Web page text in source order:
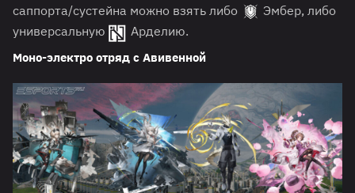
саппорта/сустейна можно взять либо
Эмбер, либо
универсальную
Арделию.
Моно-электро отряд с Авивенной